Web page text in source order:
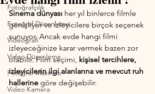
Fotoğrafçılık
Fotoğraf Düzenleme
Videografi
Video Düzenleme
Fotoğraf Makinesi
Video Kamera
Sinema dünyası her yıl binlerce filmle
genişliyor ve izleyicilere birçok seçenek
sunuyor. Ancak evde hangi filmi
izleyeceğinize karar vermek bazen zor
olabilir. Film seçimi, kişisel tercihlere,
izleyicilerin ilgi alanlarına ve mevcut ruh
hallerine göre değişebilir.